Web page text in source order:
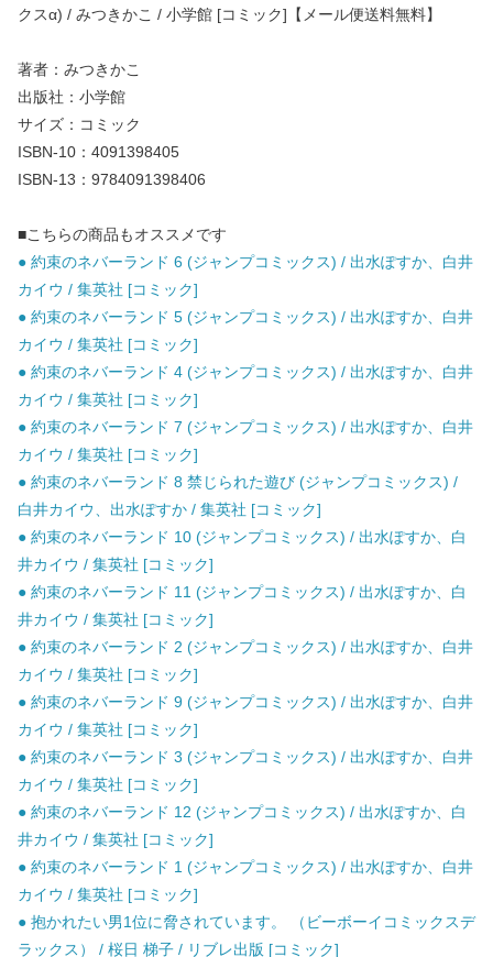
クスα) / みつきかこ / 小学館 [コミック]【メール便送料無料】
著者：みつきかこ
出版社：小学館
サイズ：コミック
ISBN-10：4091398405
ISBN-13：9784091398406
■こちらの商品もオススメです
● 約束のネバーランド 6 (ジャンプコミックス) / 出水ぽすか、白井
カイウ / 集英社 [コミック]
● 約束のネバーランド 5 (ジャンプコミックス) / 出水ぽすか、白井
カイウ / 集英社 [コミック]
● 約束のネバーランド 4 (ジャンプコミックス) / 出水ぽすか、白井
カイウ / 集英社 [コミック]
● 約束のネバーランド 7 (ジャンプコミックス) / 出水ぽすか、白井
カイウ / 集英社 [コミック]
● 約束のネバーランド 8 禁じられた遊び (ジャンプコミックス) /
白井カイウ、出水ぽすか / 集英社 [コミック]
● 約束のネバーランド 10 (ジャンプコミックス) / 出水ぽすか、白
井カイウ / 集英社 [コミック]
● 約束のネバーランド 11 (ジャンプコミックス) / 出水ぽすか、白
井カイウ / 集英社 [コミック]
● 約束のネバーランド 2 (ジャンプコミックス) / 出水ぽすか、白井
カイウ / 集英社 [コミック]
● 約束のネバーランド 9 (ジャンプコミックス) / 出水ぽすか、白井
カイウ / 集英社 [コミック]
● 約束のネバーランド 3 (ジャンプコミックス) / 出水ぽすか、白井
カイウ / 集英社 [コミック]
● 約束のネバーランド 12 (ジャンプコミックス) / 出水ぽすか、白
井カイウ / 集英社 [コミック]
● 約束のネバーランド 1 (ジャンプコミックス) / 出水ぽすか、白井
カイウ / 集英社 [コミック]
● 抱かれたい男1位に脅されています。 （ビーボーイコミックスデ
ラックス） / 桜日 梯子 / リブレ出版 [コミック]